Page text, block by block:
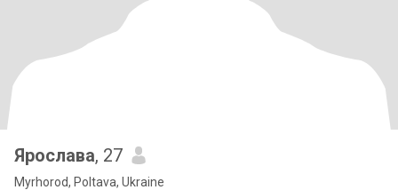
Ярослава, 27
Myrhorod, Poltava, Ukraine